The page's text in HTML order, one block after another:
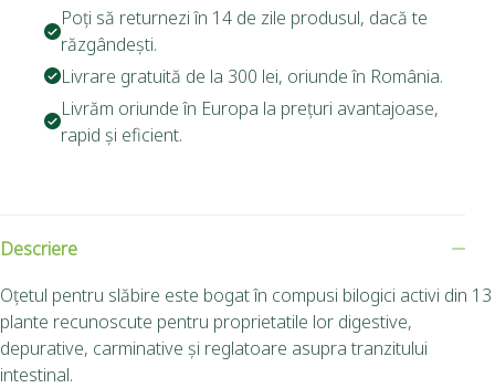
Poți să returnezi în 14 de zile produsul, dacă te
răzgândești.
Livrare gratuită de la 300 lei, oriunde în România.
Livrăm oriunde în Europa la prețuri avantajoase,
rapid și eficient.
Descriere
Oțetul pentru slăbire este bogat în compusi bilogici activi din 13
plante recunoscute pentru proprietatile lor digestive,
depurative, carminative și reglatoare asupra tranzitului
intestinal.